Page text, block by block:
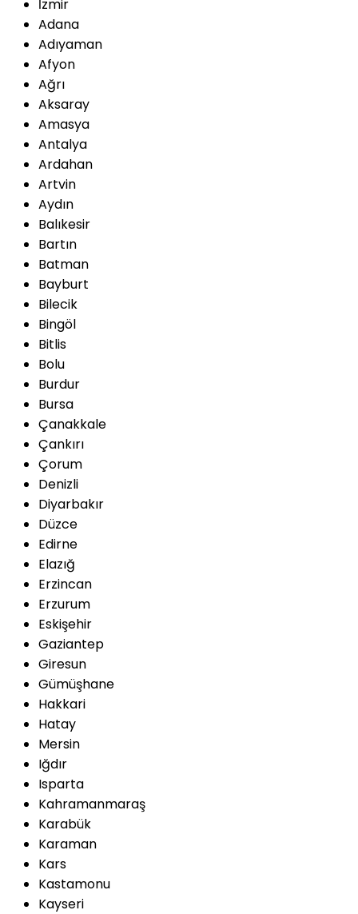
İzmir
Adana
Adıyaman
Afyon
Ağrı
Aksaray
Amasya
Antalya
Ardahan
Artvin
Aydın
Balıkesir
Bartın
Batman
Bayburt
Bilecik
Bingöl
Bitlis
Bolu
Burdur
Bursa
Çanakkale
Çankırı
Çorum
Denizli
Diyarbakır
Düzce
Edirne
Elazığ
Erzincan
Erzurum
Eskişehir
Gaziantep
Giresun
Gümüşhane
Hakkari
Hatay
Mersin
Iğdır
Isparta
Kahramanmaraş
Karabük
Karaman
Kars
Kastamonu
Kayseri